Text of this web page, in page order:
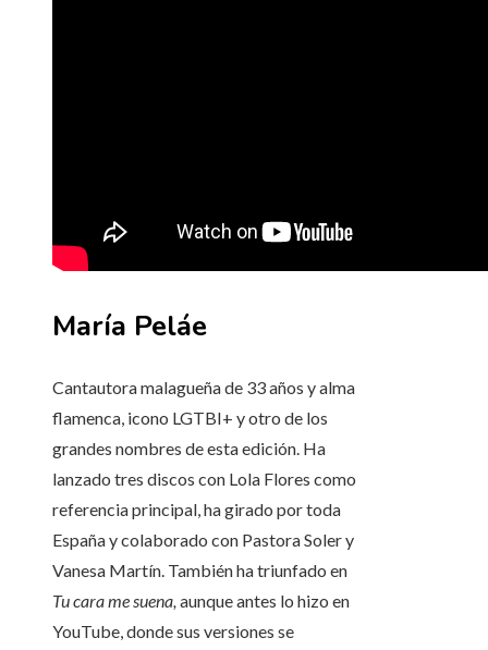
María Peláe
Cantautora malagueña de 33 años y alma
flamenca, icono LGTBI+ y otro de los
grandes nombres de esta edición. Ha
lanzado tres discos con Lola Flores como
referencia principal, ha girado por toda
España y colaborado con Pastora Soler y
Vanesa Martín. También ha triunfado en
Tu cara me suena, aunque antes lo hizo en
YouTube, donde sus versiones se